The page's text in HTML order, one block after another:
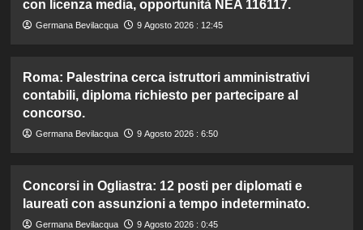
con licenza media, opportunità NEA 116117.
Germana Bevilacqua 9 Agosto 2026 : 12:45
Roma: Palestrina cerca istruttori amministrativi
contabili, diploma richiesto per partecipare al
concorso.
Germana Bevilacqua 9 Agosto 2026 : 6:50
Concorsi in Ogliastra: 12 posti per diplomati e
laureati con assunzioni a tempo indeterminato.
Germana Bevilacqua 9 Agosto 2026 : 0:45